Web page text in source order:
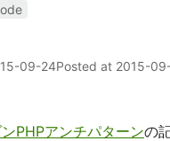
09-24Posted at 2015-
PHPアンチパターンの